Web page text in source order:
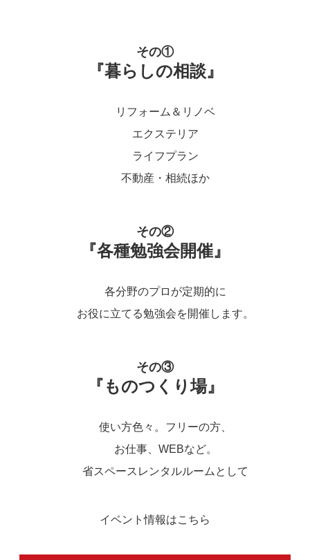
その①
『暮らしの相談』
リフォーム＆リノベ
エクステリア
ライフプラン
不動産・相続ほか
その②
『各種勉強会開催』
各分野のプロが定期的に
お役に立てる勉強会を開催します。
その③
『ものつくり場』
使い方色々。フリーの方、
お仕事、WEBなど。
省スペースレンタルルームとして
イベント情報はこちら